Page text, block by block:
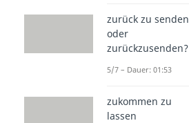
zurück zu senden
oder
zurückzusenden?
5/7 – Dauer: 01:53
zukommen zu
lassen